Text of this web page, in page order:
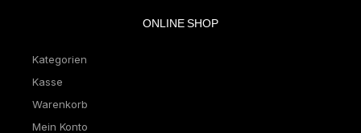
ONLINE SHOP
Kategorien
Kasse
Warenkorb
Mein Konto